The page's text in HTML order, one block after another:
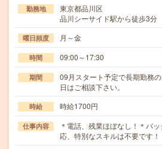
勤務地
東京都品川区
品川シーサイド駅から徒歩3分
曜日頻度 月～金
時間 09:00～17:30
期間
09月スタート予定で長期勤務
日はご相談下さい。
時給 時給1700円
仕事内容
＊電話、残業ほぼなし！＊バ
応、特別なスキルは不要です